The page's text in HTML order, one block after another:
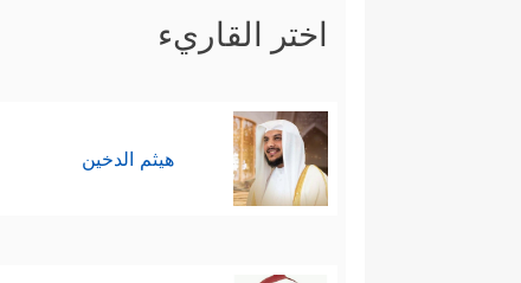
اختر القاريء
هيثم الدخين